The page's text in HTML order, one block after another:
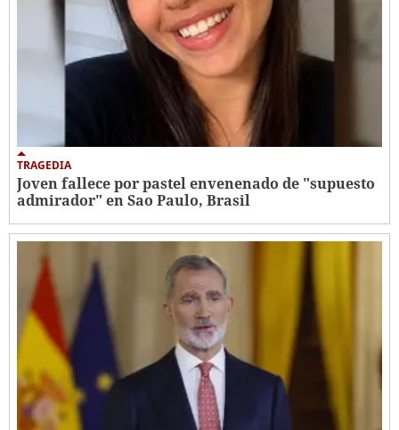
TRAGEDIA
Joven fallece por pastel envenenado de "supuesto
admirador" en Sao Paulo, Brasil